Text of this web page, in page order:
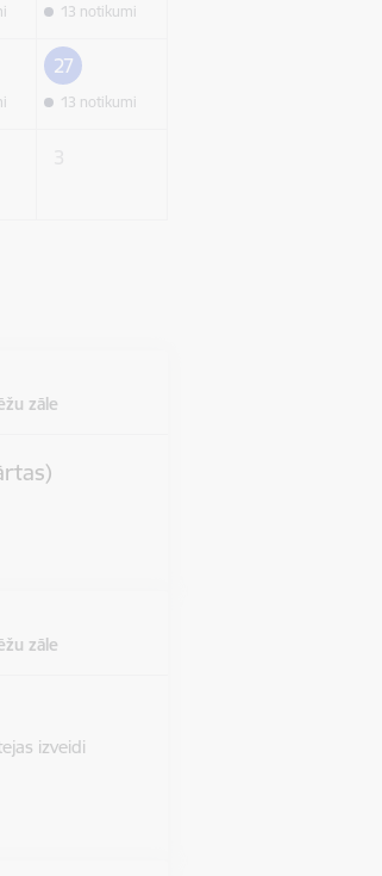
13 notikumi
27
13 notikumi
zāle
zāle
izveidi